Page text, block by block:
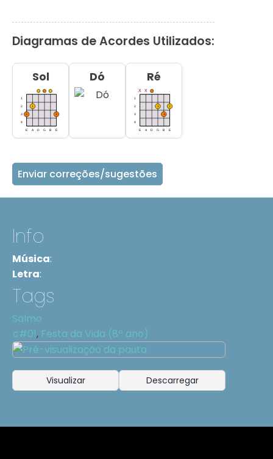
Diagramas de Acordes Utilizados:
Sol Dó Ré
Enviar correções/sugestões
Info
Música:
Letra:
Tags
Salmo
c#01, Festa da Vida (8º ano)
Visualizar Descarregar